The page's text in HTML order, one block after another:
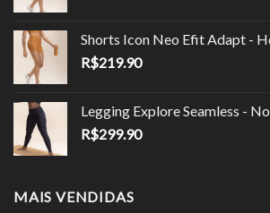
Shorts Icon Neo Efit Adapt -
R$219.90
Legging Explore Seamless -
R$299.90
MAIS VENDIDAS